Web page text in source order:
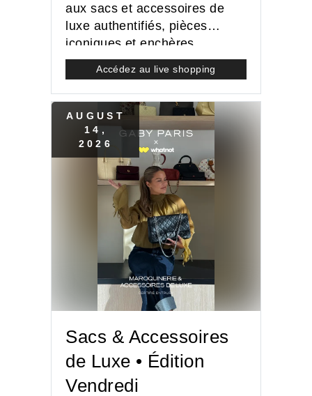
aux sacs et accessoires de
luxe authentifiés, pièces
iconiques et enchères
exclusives.
Accédez au live shopping
AUGUST
14 ,
2026
Sacs & Accessoires
de Luxe • Édition
Vendredi